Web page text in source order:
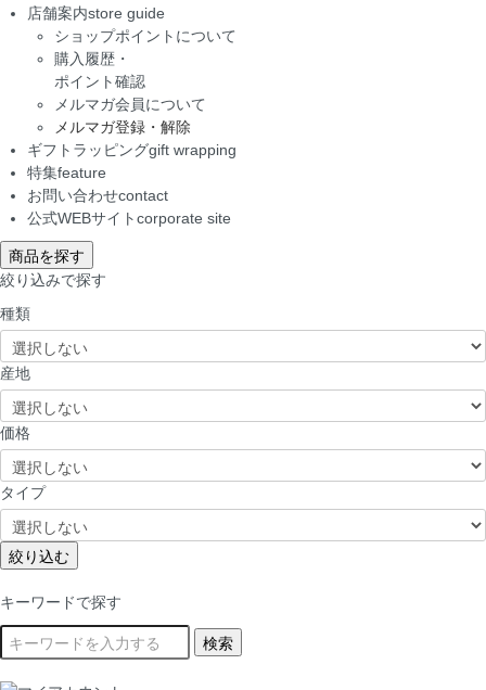
店舗案内store guide
ショップポイントについて
購入履歴・
ポイント確認
メルマガ会員について
メルマガ登録・解除
ギフトラッピングgift wrapping
特集feature
お問い合わせcontact
公式WEBサイトcorporate site
商品を探す
絞り込みで探す
種類
産地
価格
タイプ
絞り込む
キーワードで探す
検索